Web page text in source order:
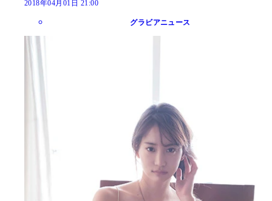
2018年04月01日 21:00
グラビアニュース